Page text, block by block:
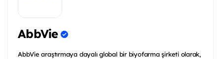
AbbVie
AbbVie araştırmaya dayalı global bir biyofarma şirketi olarak,